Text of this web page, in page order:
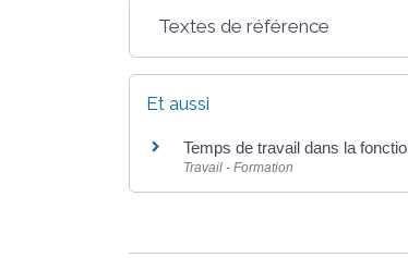
Textes de référence
Et aussi
Temps de travail dans la
Travail - Formation